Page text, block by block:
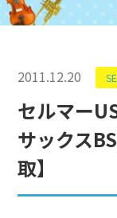
2011.12.20
セルマー
サックス
取】